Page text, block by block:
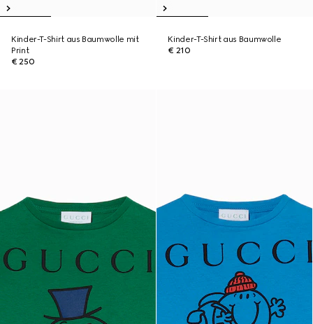
Kinder-T-Shirt aus Baumwolle mit
Print
€ 250
Kinder-T-Shirt aus Baumwolle
€ 210